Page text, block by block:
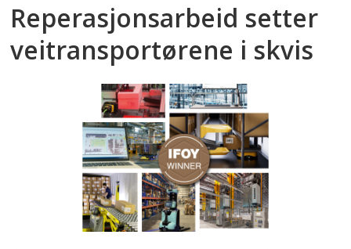
Reperasjonsarbeid setter
veitransportørene i skvis